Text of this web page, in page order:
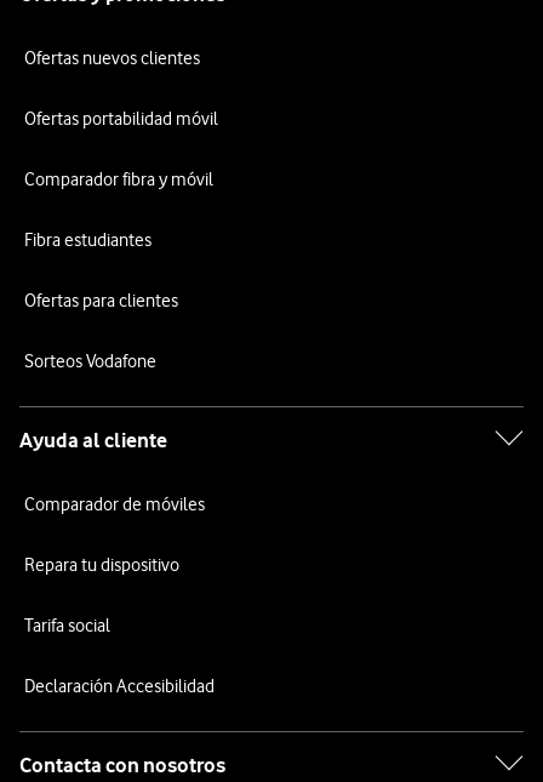
Ofertas nuevos clientes
Ofertas portabilidad móvil
Comparador fibra y móvil
Fibra estudiantes
Ofertas para clientes
Sorteos Vodafone
Ayuda al cliente
Comparador de móviles
Repara tu dispositivo
Tarifa social
Declaración Accesibilidad
Contacta con nosotros